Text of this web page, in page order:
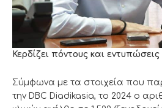
Κερδίζει πόντους και εντυπώσεις
Σύμφωνα με τα στοιχεία που
την DBC Diadikasia, το 2024 ο